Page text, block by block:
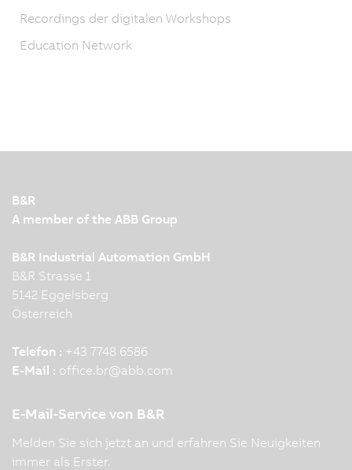
Recordings der digitalen Workshops
Education Network
B&R
A member of the ABB Group
B&R Industrial Automation GmbH
B&R Strasse 1
5142 Eggelsberg
Österreich
Telefon : +43 7748 6586
E-Mail : office.br@abb.com
E-Mail-Service von B&R
Melden Sie sich jetzt an und erfahren Sie Neuigkeiten
immer als Erster.